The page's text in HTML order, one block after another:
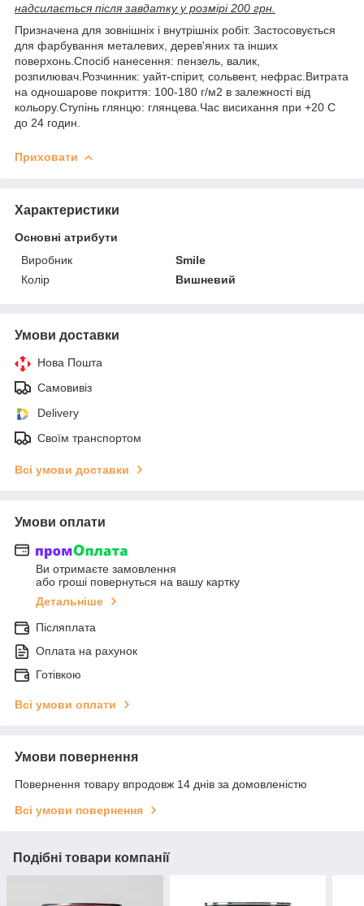
надсилається після завдатку у розмірі 200 грн.
Призначена для зовнішніх і внутрішніх робіт. Застосовується
для фарбування металевих, дерев'яних та інших
поверхонь.Спосіб нанесення: пензель, валик,
розпилювач.Розчинник: уайт-спірит, сольвент, нефрас.Витрата
на одношарове покриття: 100-180 г/м2 в залежності від
кольору.Ступінь глянцю: глянцева.Час висихання при +20 С
до 24 годин.
Приховати
Характеристики
Основні атрибути
Виробник
Smile
Колір
Вишневий
Умови доставки
Нова Пошта
Самовивіз
Delivery
Своїм транспортом
Всі умови доставки
Умови оплати
Ви отримаєте замовлення
або гроші повернуться на вашу картку
Детальніше
Післяплата
Оплата на рахунок
Готівкою
Всі умови оплати
Умови повернення
Повернення товару впродовж 14 днів за домовленістю
Всі умови повернення
Подібні товари компанії